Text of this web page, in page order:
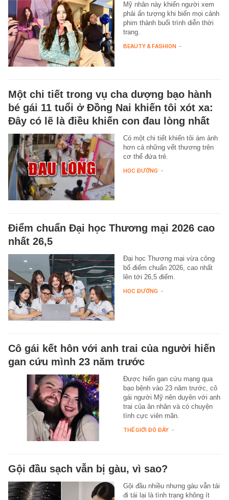
Mỹ nhân này khiến người xem
phải ấn tượng khi biến mọi cảnh
phim thành buổi trình diễn thời
trang.
BEAUTY & FASHION -
Một chi tiết trong vụ cha dượng bạo hành
bé gái 11 tuổi ở Đồng Nai khiến tôi xót xa:
Đây có lẽ là điều khiến con đau lòng nhất
Có một chi tiết khiến tôi ám ảnh
hơn cả những vết thương trên
cơ thể đứa trẻ.
HỌC ĐƯỜNG -
Điểm chuẩn Đại học Thương mại 2026 cao
nhất 26,5
Đại học Thương mại vừa công
bố điểm chuẩn 2026, cao nhất
lên tới 26,5 điểm.
HỌC ĐƯỜNG -
Cô gái kết hôn với anh trai của người hiến
gan cứu mình 23 năm trước
Được hiến gan cứu mạng qua
bạo bệnh vào 23 năm trước, cô
gái người Mỹ nên duyên với anh
trai của ân nhân và có chuyện
tình cực viên mãn.
THẾ GIỚI ĐÓ ĐÂY -
Gội đầu sạch vẫn bị gàu, vì sao?
Gội đầu nhiều nhưng gàu vẫn tái
đi tái lại là tình trạng không ít